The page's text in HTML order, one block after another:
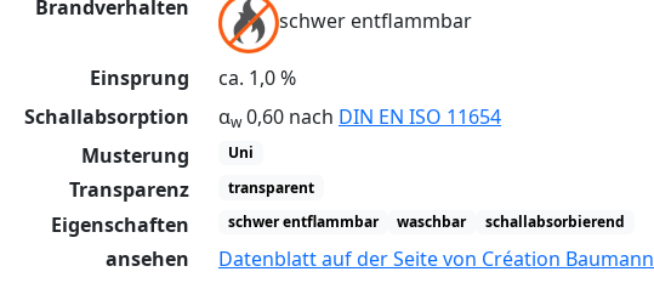
Brandverhalten
schwer entflammbar
Einsprung
ca. 1,0 %
Schallabsorption
αw0,60 nach DIN EN ISO 11654
Musterung
Uni
Transparenz transparent
Eigenschaften schwer entflammbar waschbar schallabsorbierend
ansehen
Datenblatt auf der Seite von Création Baumann